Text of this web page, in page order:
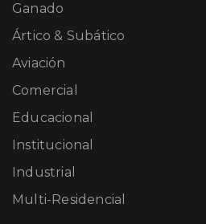
Ganado
Ártico & Subático
Aviación
Comercial
Educacional
Institucional
Industrial
Multi-Residencial